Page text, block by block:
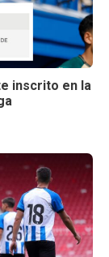
inscrito en la